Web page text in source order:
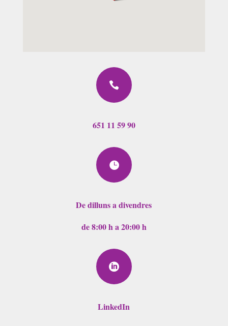

651 11 59 90

De dilluns a divendres
de 8:00 h a 20:00 h

LinkedIn